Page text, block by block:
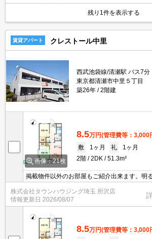
残り1件を表示する
賃貸アパート クレストール中里
西武池袋線/清瀬駅 バス7
東京都清瀬市中里５丁目
築26年
2階建
画像：21枚
8.5万円(管理費等：3,000
敷
1ヶ月 礼
1ヶ月
2階
2DK 51.3m²
掲載物件以外のお部屋もご紹介出来ます。明
丁寧にご対応させていただきます。オンライ
す！お気軽にお問い合わせ下さい☆★
株式会社タウンハウジング埼玉 所沢店
情報更新日 2026/08/07
8.5万円(管理費等：3,000